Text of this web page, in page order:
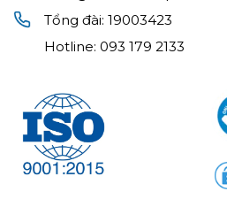
Tổng đài:19003423
Hotline:093 179 2133